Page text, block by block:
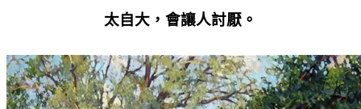
太自大，會讓人討厭。